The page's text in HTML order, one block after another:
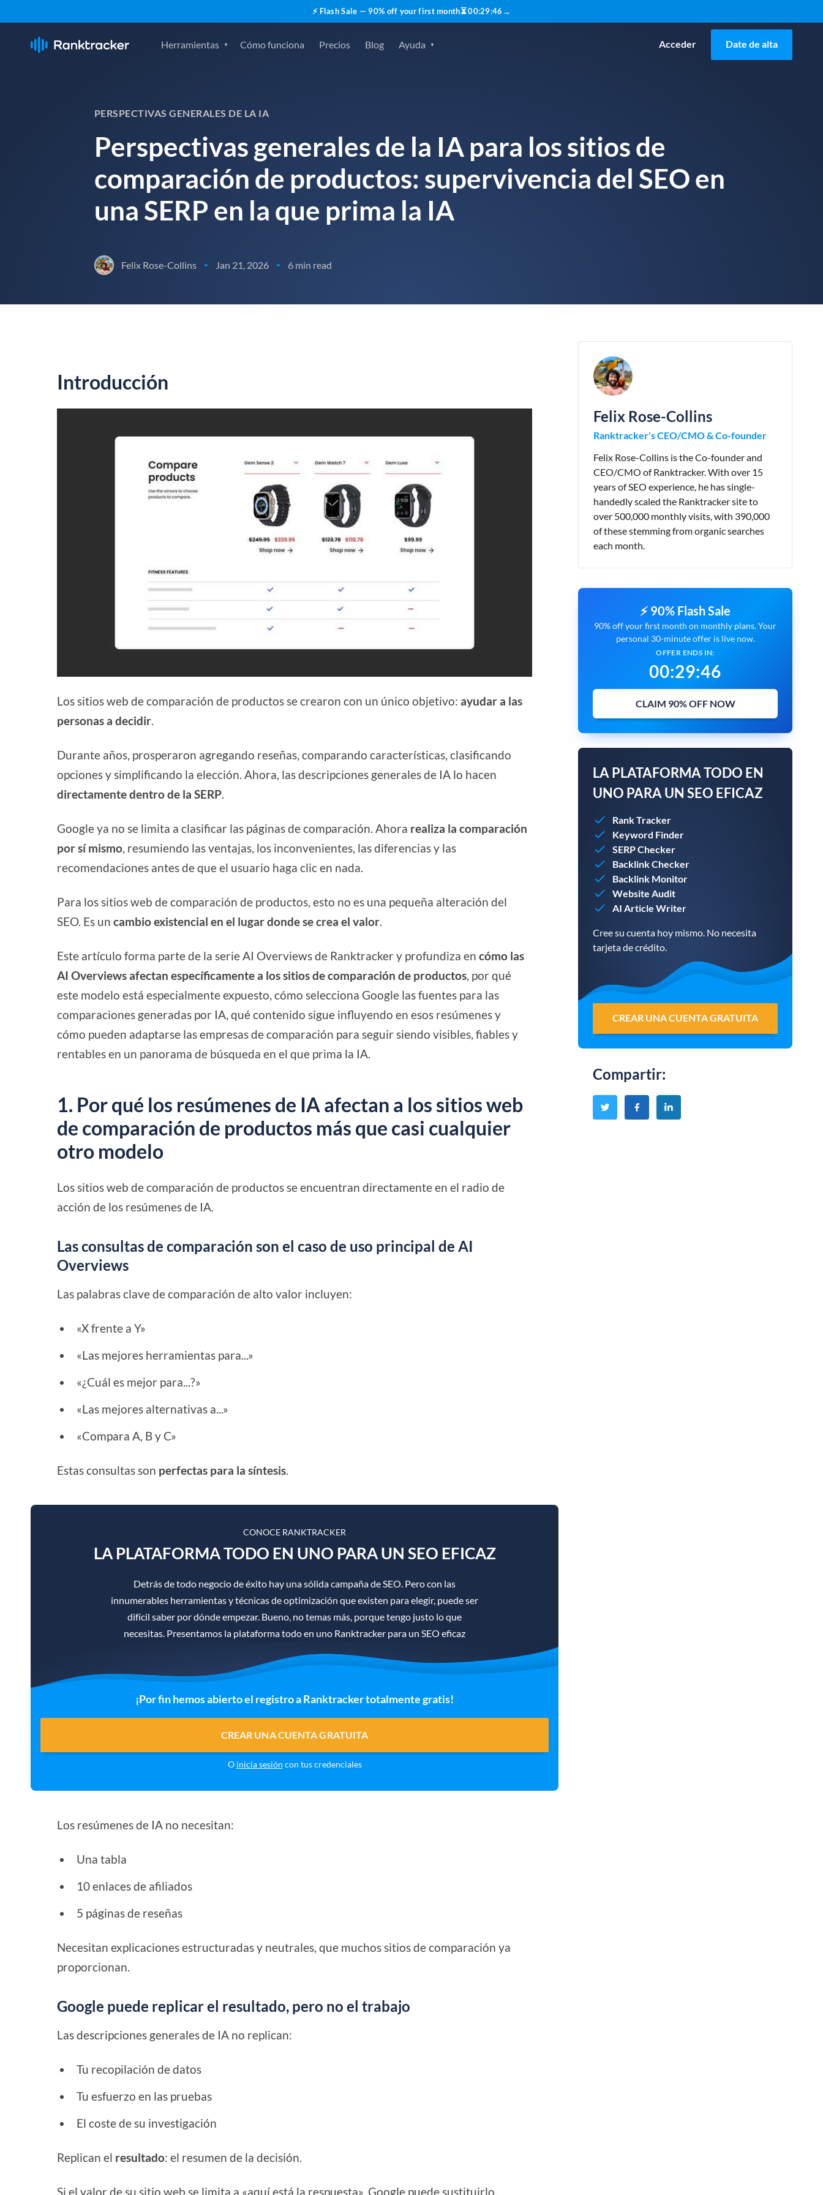
⚡ Flash Sale — 90% off your first month⏳00:29:45 →
Herramientas Cómo funciona Precios Blog Ayuda Acceder Date de alta
PERSPECTIVAS GENERALES DE LA IA
Perspectivas generales de la IA para los sitios de
comparación de productos: supervivencia del SEO en
una SERP en la que prima la IA
Felix Rose-Collins • Jan 21, 2026 • 6 min read
Introducción
Los sitios web de comparación de productos se crearon con un único objetivo:ayudar a las
personas a decidir.
Durante años, prosperaron agregando reseñas, comparando características, clasificando
opciones y simplificando la elección. Ahora, las descripciones generales de IA lo hacen
directamente dentro de la SERP.
Google ya no se limita a clasificar las páginas de comparación. Ahora realiza la comparación
por sí mismo, resumiendo las ventajas, los inconvenientes, las diferencias y las
recomendaciones antes de que el usuario haga clic en nada.
Para los sitios web de comparación de productos, esto no es una pequeña alteración del
SEO. Es uncambio existencial en el lugar donde se crea el valor.
Este artículo forma parte de la serie AI Overviews de Ranktracker y profundiza encómo las
AI Overviews afectan específicamente a los sitios de comparación de productos, por qué
este modelo está especialmente expuesto, cómo selecciona Google las fuentes para las
comparaciones generadas por IA, qué contenido sigue influyendo en esos resúmenes y
cómo pueden adaptarse las empresas de comparación para seguir siendo visibles, fiables y
rentables en un panorama de búsqueda en el que prima la IA.
1. Por qué los resúmenes de IA afectan a los sitios web
de comparación de productos más que casi cualquier
otro modelo
Los sitios web de comparación de productos se encuentran directamente en el radio de
acción de los resúmenes de IA.
Las consultas de comparación son el caso de uso principal de AI
Overviews
Las palabras clave de comparación de alto valor incluyen:
«X frente a Y»
«Las mejores herramientas para...»
«¿Cuál es mejor para...?»
«Las mejores alternativas a...»
«Compara A, B y C»
Estas consultas son perfectas para la síntesis.
CONOCE RANKTRACKER
LA PLATAFORMA TODO EN UNO PARA UN SEO EFICAZ
Detrás de todo negocio de éxito hay una sólida campaña de SEO. Pero con las
innumerables herramientas y técnicas de optimización que existen para elegir, puede ser
difícil saber por dónde empezar. Bueno, no temas más, porque tengo justo lo que
necesitas. Presentamos la plataforma todo en uno Ranktracker para un SEO eficaz
¡Por fin hemos abierto el registro a Ranktracker totalmente gratis!
CREAR UNA CUENTA GRATUITA
O inicia sesión con tus credenciales
Los resúmenes de IA no necesitan:
Una tabla
10 enlaces de afiliados
5 páginas de reseñas
Necesitan explicaciones estructuradas y neutrales, que muchos sitios de comparación ya
proporcionan.
Google puede replicar el resultado, pero no el trabajo
Las descripciones generales de IA no replican:
Tu recopilación de datos
Tu esfuerzo en las pruebas
El coste de su investigación
Replican el resultado: el resumen de la decisión.
Si el valor de su sitio web se limita a «aquí está la respuesta», Google puede sustituirlo.
Felix Rose-Collins
Ranktracker's CEO/CMO & Co-founder
Felix Rose-Collins is the Co-founder and
CEO/CMO of Ranktracker. With over 15
years of SEO experience, he has single-
handedly scaled the Ranktracker site to
over 500,000 monthly visits, with 390,000
of these stemming from organic searches
each month.
⚡ 90% Flash Sale
90% off your first month on monthly plans. Your
personal 30-minute offer is live now.
OFFER ENDS IN:
00:29:45
CLAIM 90% OFF NOW
LA PLATAFORMA TODO EN
UNO PARA UN SEO EFICAZ
Rank Tracker
Keyword Finder
SERP Checker
Backlink Checker
Backlink Monitor
Website Audit
AI Article Writer
Cree su cuenta hoy mismo. No necesita
tarjeta de crédito.
CREAR UNA CUENTA GRATUITA
Compartir: